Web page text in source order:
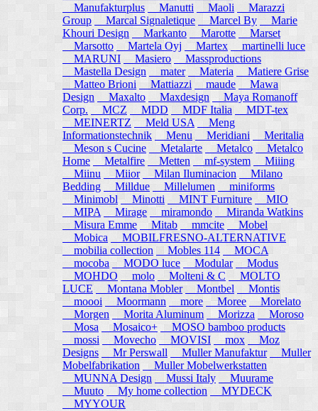
Manufakturplus
Manutti Maoli
Marazzi
Group
Marcal Signaletique Marcel By
Marie
Khouri Design
Markanto Marotte
Marset
Marsotto
Martela Oyj Martex
martinelli luce
MARUNI
Masiero
Massproductions
Mastella Design
mater Materia
Matiere Grise
Matteo Brioni
Mattiazzi maude
Mawa
Design
Maxalto Maxdesign
Maya Romanoff
Corp.
MCZ MDD MDF Italia
MDT-tex
MEINERTZ
Meld USA
Meng
Informationstechnik
Menu Meridiani
Meritalia
Meson s Cucine
Metalarte Metalco
Metalco
Home Metalfire Metten mf-system
Miiing
Miinu
Miior Milan Iluminacion
Milano
Bedding
Milldue Millelumen
miniforms
Minimobl Minotti MINT Furniture
MIO
MIPA
Mirage miramondo
Miranda Watkins
Misura Emme
Mitab mmcite
Mobel
Mobica
MOBILFRESNO-ALTERNATIVE
mobilia collection
Mobles 114
MOCA
mocoba
MODO luce Modular
Modus
MOHDO
molo Molteni & C
MOLTO
LUCE
Montana Mobler Montbel
Montis
moooi
Moormann more Moree
Morelato
Morgen
Morita Aluminum Morizza
Moroso
Mosa
Mosaico+
MOSO bamboo products
mossi
Movecho MOVISI mox
Moz
Designs
Mr Perswall Muller Manufaktur
Muller
Mobelfabrikation
Muller Mobelwerkstatten
MUNNA Design
Mussi Italy
Muurame
Muuto My home collection
MYDECK
MYYOUR